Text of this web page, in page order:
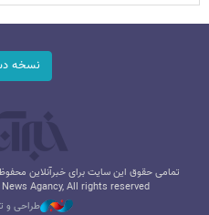
نسخه
تمامی حقوق این سایت برای خبرآنلاین
Agancy, All rights reserved
طراحی و